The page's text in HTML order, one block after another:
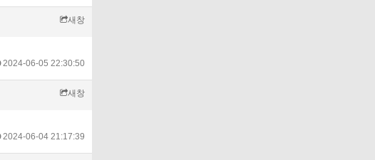
새창
2024-06-05 22:30:50
새창
2024-06-04 21:17:39